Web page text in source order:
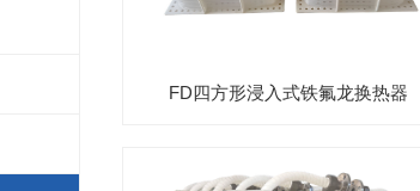
FD四方形浸入式铁氟龙换热器